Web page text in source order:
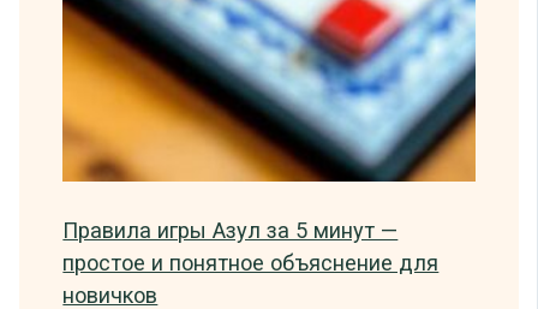
Правила игры Азул за 5 минут —
простое и понятное объяснение для
новичков